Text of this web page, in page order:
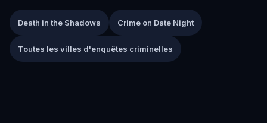
Death in the Shadows Crime on Date Night
Toutes les villes d'enquêtes criminelles